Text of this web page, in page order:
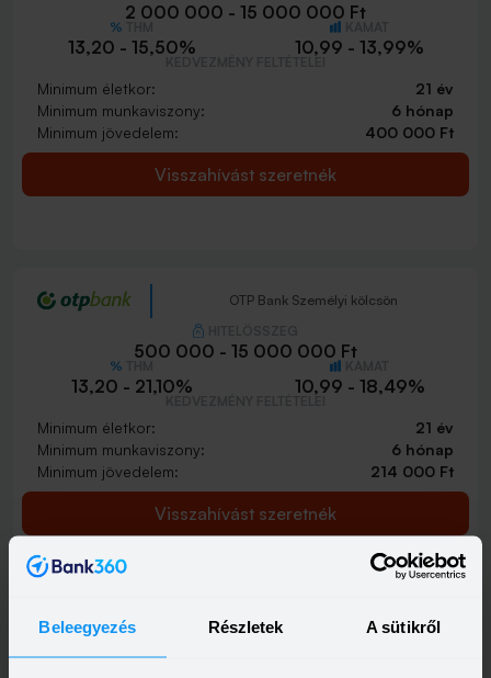
Beleegyezés Részletek A sütikről
2 000 000 - 15 000 000 Ft
13,20 - 15,50% 10,99 - 13,99%
Minimum életkor:
21 év
Minimum munkaviszony:
6 hónap
Minimum jövedelem:
400 000 Ft
Visszahívást szeretnék
OTP Bank Személyi kölcsön
500 000 - 15 000 000 Ft
13,20 - 21,10% 10,99 - 18,49%
Minimum életkor:
21 év
Minimum munkaviszony:
6 hónap
Minimum jövedelem:
214 000 Ft
Visszahívást szeretnék
OTP Otthon Személyi Kölcsön